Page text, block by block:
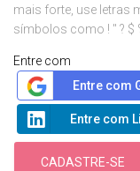
mais forte, use letras
símbolos como ! " ? $
Entre com
Entre com
Entre com
CADASTRE-SE